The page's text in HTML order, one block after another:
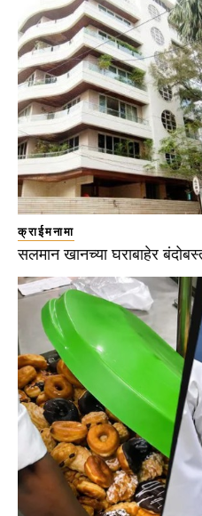
क्राईमनामा
सलमान खानच्या घराबाहेर